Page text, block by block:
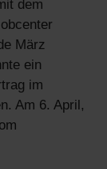
dem
März
ein
im
Am 6. April,